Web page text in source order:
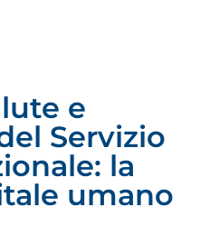
e
Servizio
la
umano